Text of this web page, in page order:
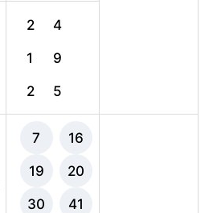
2 4
1 9
2 5
7 16
19 20
30 41